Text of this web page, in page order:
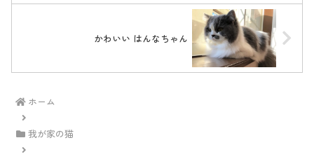
かわいい はんなちゃん
ホーム
我が家の猫